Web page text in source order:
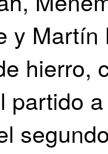
y
hierro,
partido